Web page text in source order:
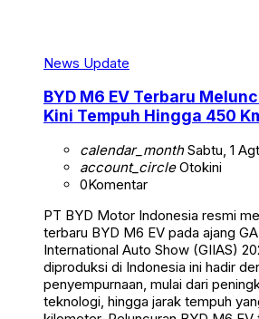
News Update
BYD M6 EV Terbaru
Kini Tempuh Hingga 450
calendar_monthSabtu, 1
account_circleOtokini
0Komentar
PT BYD Motor Indonesia resmi
terbaru BYD M6 EV pada ajang
International Auto Show (GIIAS)
diproduksi di Indonesia ini hadir
penyempurnaan, mulai dari
teknologi, hingga jarak tempuh